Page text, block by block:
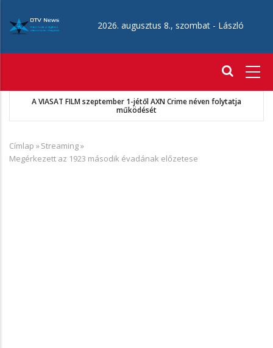
tartalomra
2026. augusztus 8., szombat - László
MKSZ-Sport TV megállapodás
Morzsa
Címlap »Streaming»
Megérkezett az 1923 második évadának előzetese